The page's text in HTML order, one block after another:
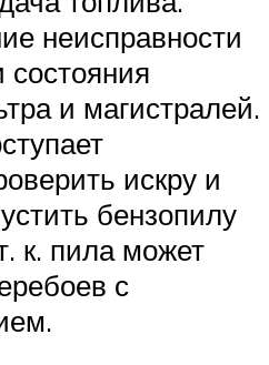
неисправности
состояния
и магистралей.
искру и
бензопилу
к. пила может
с